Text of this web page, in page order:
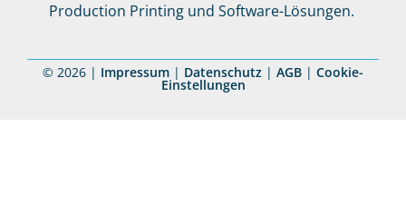
Production Printing und Software-Lösungen.
© 2026 | Impressum | Datenschutz | AGB | Cookie-
Einstellungen